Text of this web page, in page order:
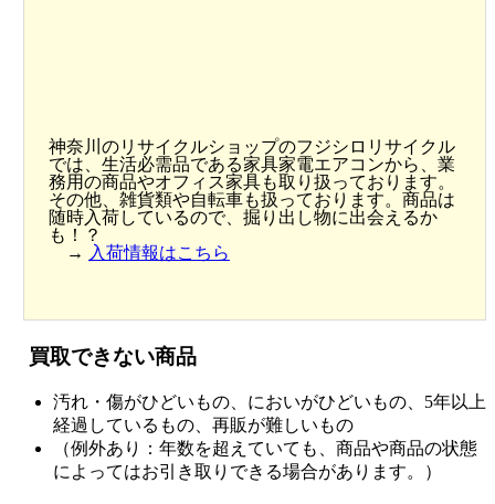
神奈川のリサイクルショップのフジシロリサイクル
では、生活必需品である家具家電エアコンから、業
務用の商品やオフィス家具も取り扱っております。
その他、雑貨類や自転車も扱っております。商品は
随時入荷しているので、掘り出し物に出会えるか
も！？
→ 入荷情報はこちら
買取できない商品
汚れ・傷がひどいもの、においがひどいもの、5年以上
経過しているもの、再販が難しいもの
（例外あり：年数を超えていても、商品や商品の状態
によってはお引き取りできる場合があります。）